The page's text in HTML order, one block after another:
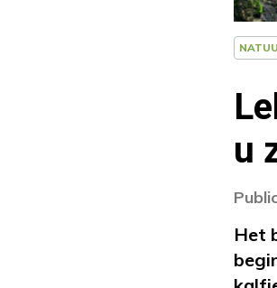
u
Het